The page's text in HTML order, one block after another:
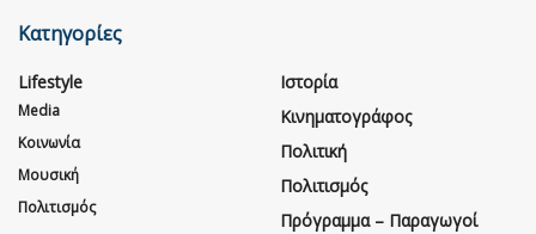
Κατηγορίες
Lifestyle
Media
Κοινωνία
Μουσική
Πολιτισμός
Ιστορία
Κινηματογράφος
Πολιτική
Πολιτισμός
Πρόγραμμα – Παραγωγοί